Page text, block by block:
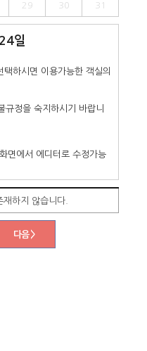
29 30 31
일
하시면 이용가능한 객실의
정을 숙지하시기 바랍니
면에서 에디터로 수정가능
하지 않습니다.
다음 >